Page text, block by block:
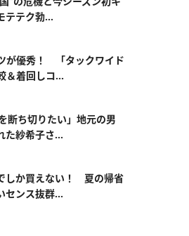
テク勃...
が優秀！ 「タックワイド
＆着回しコ...
断ち切りたい」地元の男
た紗希子さ...
しか買えない！ 夏の帰省
センス抜群...